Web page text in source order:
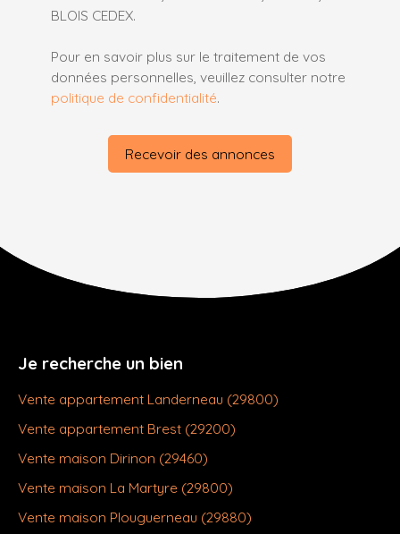
BLOIS CEDEX.
Pour en savoir plus sur le traitement de vos
données personnelles, veuillez consulter notre
politique de confidentialité.
Recevoir des annonces
Je recherche un bien
Vente appartement Landerneau (29800)
Vente appartement Brest (29200)
Vente maison Dirinon (29460)
Vente maison La Martyre (29800)
Vente maison Plouguerneau (29880)